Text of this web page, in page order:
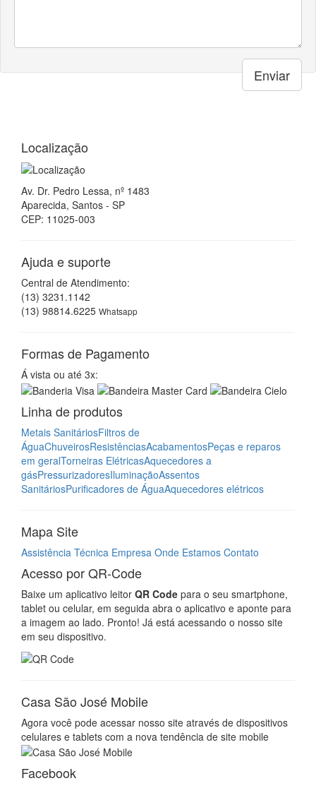
Enviar
Localização
Av. Dr. Pedro Lessa, nº 1483
Aparecida, Santos - SP
CEP: 11025-003
Ajuda e suporte
Central de Atendimento:
(13) 3231.1142
(13) 98814.6225 Whatsapp
Formas de Pagamento
Á vista ou até 3x:
Linha de produtos
Metais SanitáriosFiltros de
ÁguaChuveirosResistênciasAcabamentosPeças e reparos
em geralTorneiras ElétricasAquecedores a
gásPressurizadoresIluminaçãoAssentos
SanitáriosPurificadores de ÁguaAquecedores elétricos
Mapa Site
Assistência Técnica Empresa Onde Estamos Contato
Acesso por QR-Code
Baixe um aplicativo leitor QR Code para o seu smartphone,
tablet ou celular, em seguida abra o aplicativo e aponte para
a imagem ao lado. Pronto! Já está acessando o nosso site
em seu dispositivo.
Casa São José Mobile
Agora você pode acessar nosso site através de dispositivos
celulares e tablets com a nova tendência de site mobile
Facebook